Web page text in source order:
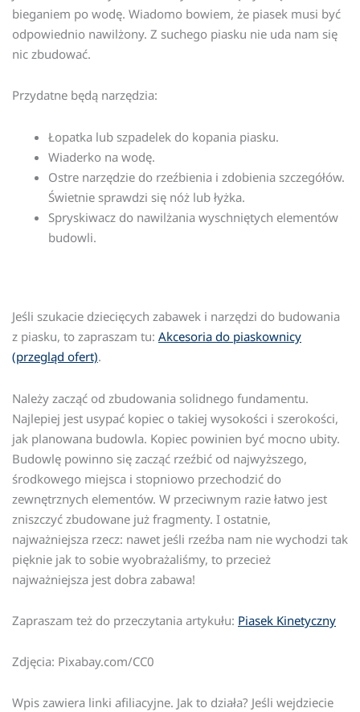
bieganiem po wodę. Wiadomo bowiem, że piasek musi być
odpowiednio nawilżony. Z suchego piasku nie uda nam się
nic zbudować.
Przydatne będą narzędzia:
Łopatka lub szpadelek do kopania piasku.
Wiaderko na wodę.
Ostre narzędzie do rzeźbienia i zdobienia szczegółów.
Świetnie sprawdzi się nóż lub łyżka.
Spryskiwacz do nawilżania wyschniętych elementów
budowli.
Jeśli szukacie dziecięcych zabawek i narzędzi do budowania
z piasku, to zapraszam tu: Akcesoria do piaskownicy
(przegląd ofert).
Należy zacząć od zbudowania solidnego fundamentu.
Najlepiej jest usypać kopiec o takiej wysokości i szerokości,
jak planowana budowla. Kopiec powinien być mocno ubity.
Budowlę powinno się zacząć rzeźbić od najwyższego,
środkowego miejsca i stopniowo przechodzić do
zewnętrznych elementów. W przeciwnym razie łatwo jest
zniszczyć zbudowane już fragmenty. I ostatnie,
najważniejsza rzecz: nawet jeśli rzeźba nam nie wychodzi tak
pięknie jak to sobie wyobrażaliśmy, to przecież
najważniejsza jest dobra zabawa!
Zapraszam też do przeczytania artykułu: Piasek Kinetyczny
Zdjęcia: Pixabay.com/CC0
Wpis zawiera linki afiliacyjne. Jak to działa? Jeśli wejdziecie